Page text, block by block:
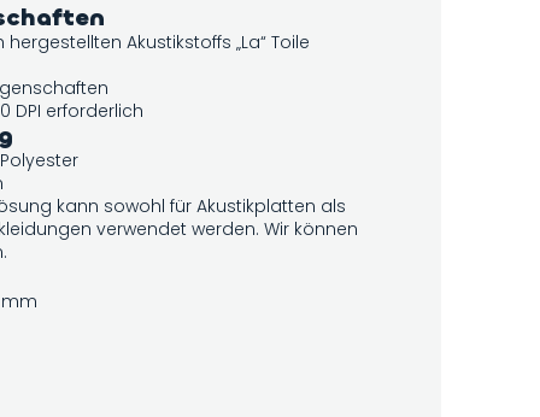
Akustikstoffs „La“ Toile
DPI erforderlich
kann sowohl für Akustikplatten als
verwendet werden. Wir können